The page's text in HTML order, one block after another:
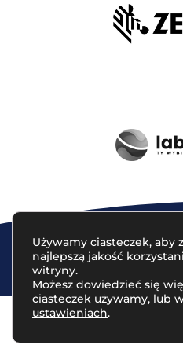
© 2023 Lagraf
Używamy ciasteczek, aby
najlepszą jakość
witryny.
Możesz dowiedzieć się
ciasteczek używamy, lub
ustawieniach.